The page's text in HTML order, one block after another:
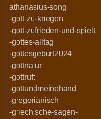
athanasius-song
-gott-zu-kriegen
-gott-zufrieden-und-spielt
-gottes-alltag
-gottesgeburt2024
-gottnatur
-gottruft
-gottundmeinehand
-gregorianisch
-griechische-sagen-